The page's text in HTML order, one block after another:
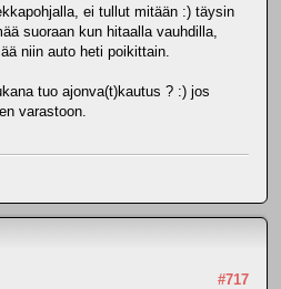
ei tullut mitään :) täysin
suoraan kun hitaalla vauhdilla,
niin auto heti poikittain.
tuo ajonva(t)kautus ? :) jos
varastoon.
#717